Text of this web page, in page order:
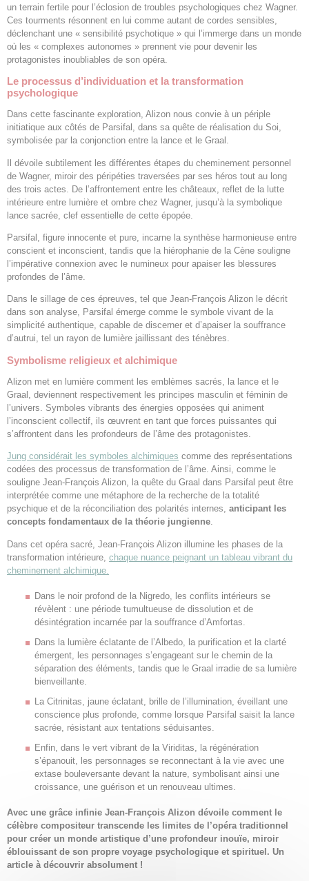
un terrain fertile pour l’éclosion de troubles psychologiques chez Wagner.
Ces tourments résonnent en lui comme autant de cordes sensibles,
déclenchant une « sensibilité psychotique » qui l’immerge dans un monde
où les « complexes autonomes » prennent vie pour devenir les
protagonistes inoubliables de son opéra.
Le processus d’individuation et la transformation
psychologique
Dans cette fascinante exploration, Alizon nous convie à un périple
initiatique aux côtés de Parsifal, dans sa quête de réalisation du Soi,
symbolisée par la conjonction entre la lance et le Graal.
Il dévoile subtilement les différentes étapes du cheminement personnel
de Wagner, miroir des péripéties traversées par ses héros tout au long
des trois actes. De l’affrontement entre les châteaux, reflet de la lutte
intérieure entre lumière et ombre chez Wagner, jusqu’à la symbolique
lance sacrée, clef essentielle de cette épopée.
Parsifal, figure innocente et pure, incarne la synthèse harmonieuse entre
conscient et inconscient, tandis que la hiérophanie de la Cène souligne
l’impérative connexion avec le numineux pour apaiser les blessures
profondes de l’âme.
Dans le sillage de ces épreuves, tel que Jean-François Alizon le décrit
dans son analyse, Parsifal émerge comme le symbole vivant de la
simplicité authentique, capable de discerner et d’apaiser la souffrance
d’autrui, tel un rayon de lumière jaillissant des ténèbres.
Symbolisme religieux et alchimique
Alizon met en lumière comment les emblèmes sacrés, la lance et le
Graal, deviennent respectivement les principes masculin et féminin de
l’univers. Symboles vibrants des énergies opposées qui animent
l’inconscient collectif, ils œuvrent en tant que forces puissantes qui
s’affrontent dans les profondeurs de l’âme des protagonistes.
Jung considérait les symboles alchimiques comme des représentations
codées des processus de transformation de l’âme. Ainsi, comme le
souligne Jean-François Alizon, la quête du Graal dans Parsifal peut être
interprétée comme une métaphore de la recherche de la totalité
psychique et de la réconciliation des polarités internes, anticipant les
concepts fondamentaux de la théorie jungienne.
Dans cet opéra sacré, Jean-François Alizon illumine les phases de la
transformation intérieure, chaque nuance peignant un tableau vibrant du
cheminement alchimique.
Dans le noir profond de la Nigredo, les conflits intérieurs se
révèlent : une période tumultueuse de dissolution et de
désintégration incarnée par la souffrance d’Amfortas.
Dans la lumière éclatante de l’Albedo, la purification et la clarté
émergent, les personnages s’engageant sur le chemin de la
séparation des éléments, tandis que le Graal irradie de sa lumière
bienveillante.
La Citrinitas, jaune éclatant, brille de l’illumination, éveillant une
conscience plus profonde, comme lorsque Parsifal saisit la lance
sacrée, résistant aux tentations séduisantes.
Enfin, dans le vert vibrant de la Viriditas, la régénération
s’épanouit, les personnages se reconnectant à la vie avec une
extase bouleversante devant la nature, symbolisant ainsi une
croissance, une guérison et un renouveau ultimes.
Avec une grâce infinie Jean-François Alizon dévoile comment le
célèbre compositeur transcende les limites de l’opéra traditionnel
pour créer un monde artistique d’une profondeur inouïe, miroir
éblouissant de son propre voyage psychologique et spirituel. Un
article à découvrir absolument !